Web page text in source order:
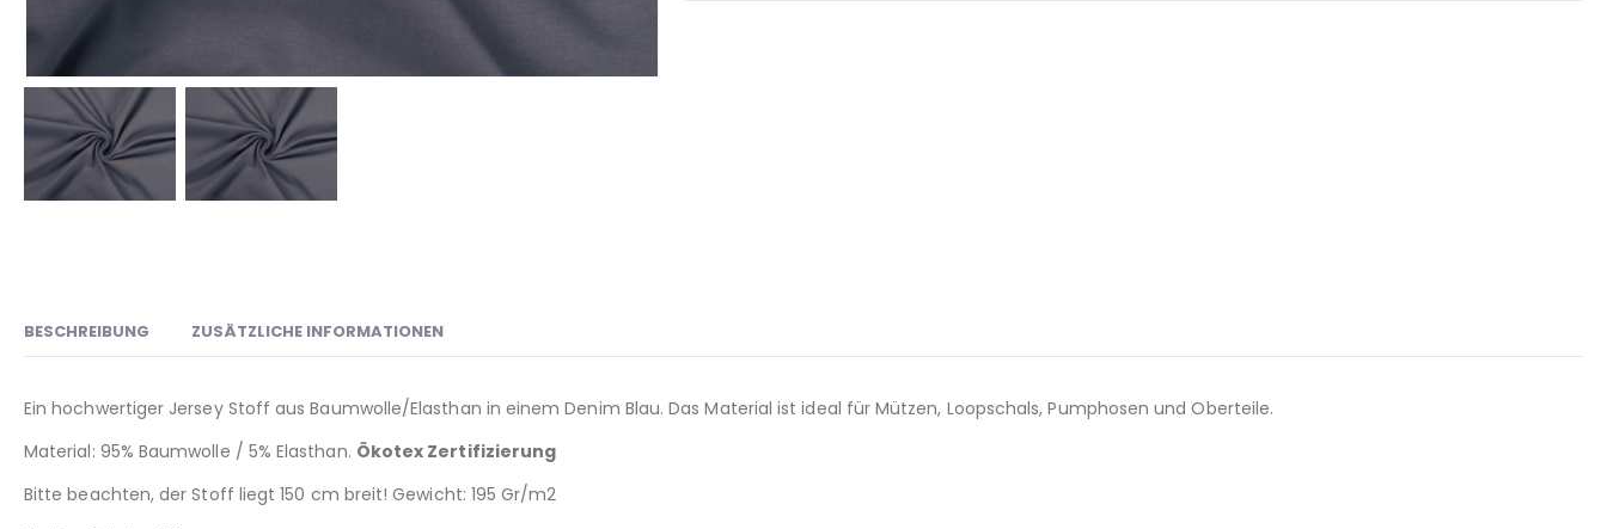
BESCHREIBUNG ZUSÄTZLICHE INFORMATIONEN
Ein hochwertiger Jersey Stoff aus Baumwolle/Elasthan in einem Denim Blau. Das Material ist ideal für Mützen, Loopschals, Pumphosen und Oberteile.
Material: 95% Baumwolle / 5% Elasthan. Ökotex Zertifizierung
Bitte beachten, der Stoff liegt 150 cm breit! Gewicht: 195 Gr/m2